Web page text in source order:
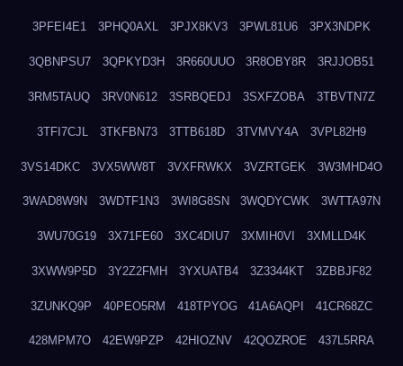
3PFEI4E1 3PHQ0AXL 3PJX8KV3 3PWL81U6 3PX3NDPK
3QBNPSU7 3QPKYD3H 3R660UUO 3R8OBY8R 3RJJOB51
3RM5TAUQ 3RV0N612 3SRBQEDJ 3SXFZOBA 3TBVTN7Z
3TFI7CJL 3TKFBN73 3TTB618D 3TVMVY4A 3VPL82H9
3VS14DKC 3VX5WW8T 3VXFRWKX 3VZRTGEK 3W3MHD4O
3WAD8W9N 3WDTF1N3 3WI8G8SN 3WQDYCWK 3WTTA97N
3WU70G19 3X71FE60 3XC4DIU7 3XMIH0VI 3XMLLD4K
3XWW9P5D 3Y2Z2FMH 3YXUATB4 3Z3344KT 3ZBBJF82
3ZUNKQ9P 40PEO5RM 418TPYOG 41A6AQPI 41CR68ZC
428MPM7O 42EW9PZP 42HIOZNV 42QOZROE 437L5RRA